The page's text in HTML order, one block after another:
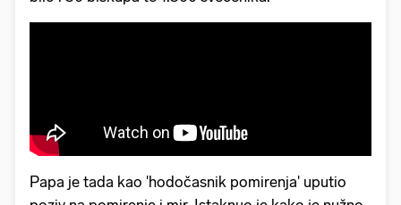
Papa je tada kao 'hodočasnik pomirenja' uputio